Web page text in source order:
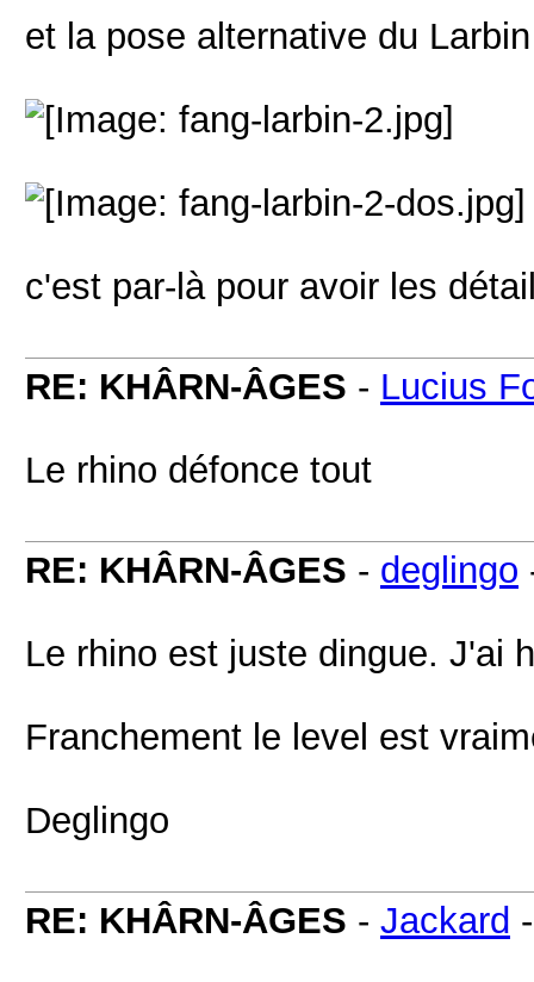
et la pose alternative du
c'est par-là pour avoir les
RE: KHÂRN-ÂGES - Lucius
Le rhino défonce tout
RE: KHÂRN-ÂGES - deglingo
Le rhino est juste dingue. J'ai
Franchement le level est
Deglingo
RE: KHÂRN-ÂGES - Jackard